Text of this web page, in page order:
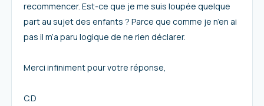
recommencer. Est-ce que je me suis loupée quelque
part au sujet des enfants ? Parce que comme je n’en ai
pas il m’a paru logique de ne rien déclarer.
Merci infiniment pour votre réponse,
C.D